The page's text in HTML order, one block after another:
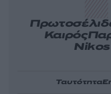
Καιρός
Ταυτότητα